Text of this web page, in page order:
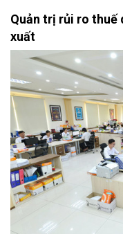
Quản trị rủi ro thuế
xuất